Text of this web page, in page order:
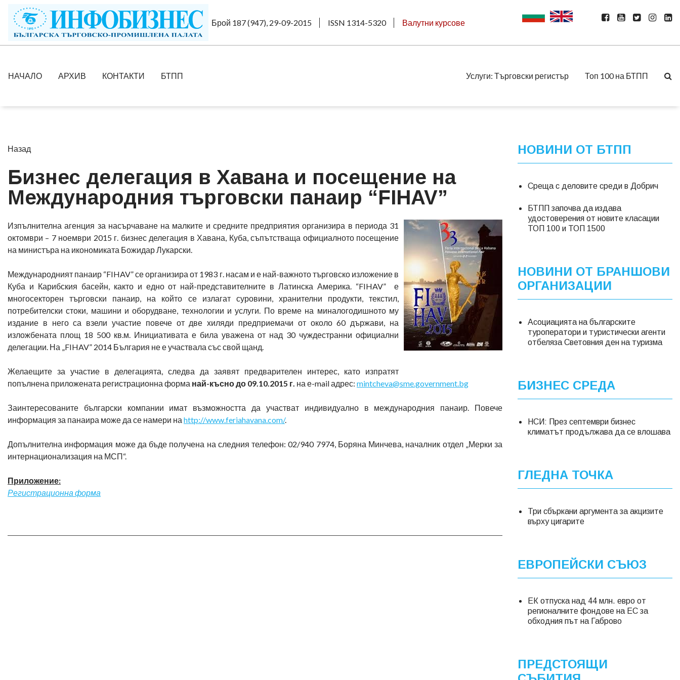
Брой 187 (947), 29-09-2015 ISSN 1314-5320 Валутни курсове
НАЧАЛО АРХИВ КОНТАКТИ БТПП Услуги: Търговски регистър Топ 100 на БТПП
Назад
Бизнес делегация в Хавана и посещение на
Международния търговски панаир “FIHAV”
Изпълнителна агенция за насърчаване на малките и средните предприятия организира в периода 31
октомври – 7 ноември 2015 г. бизнес делегация в Хавана, Куба, съпътстваща официалното посещение
на министъра на икономиката Божидар Лукарски.
Международният панаир “FIHAV” се организира от 1983 г. насам и е най-важното търговско изложение в
Куба и Карибския басейн, както и едно от най-представителните в Латинска Америка. “FIHAV” е
многосекторен търговски панаир, на който се излагат суровини, хранителни продукти, текстил,
потребителски стоки, машини и оборудване, технологии и услуги. По време на миналогодишното му
издание в него са взели участие повече от две хиляди предприемачи от около 60 държави, на
изложбената площ 18 500 кв.м. Инициативата е била уважена от над 30 чуждестранни официални
делегации. На „FIHAV” 2014 България не е участвала със свой щанд.
Желаещите за участие в делегацията, следва да заявят предварителен интерес, като изпратят
попълнена приложената регистрационна форма най-късно до 09.10.2015 г. на е-mail адрес: mintcheva@sme.government.bg
Заинтересованите български компании имат възможността да участват индивидуално в международния панаир. Повече
информация за панаира може да се намери на http://www.feriahavana.com/.
Допълнителна информация може да бъде получена на следния телефон: 02/940 7974, Боряна Минчева, началник отдел „Мерки за
интернационализация на МСП“.
Приложение:
Регистрационна форма
НОВИНИ ОТ БТПП
Среща с деловите среди в Добрич
БТПП започва да издава
удостоверения от новите класации
ТОП 100 и ТОП 1500
НОВИНИ ОТ БРАНШОВИ
ОРГАНИЗАЦИИ
Асоциацията на българските
туроператори и туристически агенти
отбеляза Световния ден на туризма
БИЗНЕС СРЕДА
НСИ: През септември бизнес
климатът продължава да се влошава
ГЛЕДНА ТОЧКА
Три сбъркани аргумента за акцизите
върху цигарите
ЕВРОПЕЙСКИ СЪЮЗ
ЕК отпуска над 44 млн. евро от
регионалните фондове на ЕС за
обходния път на Габрово
ПРЕДСТОЯЩИ